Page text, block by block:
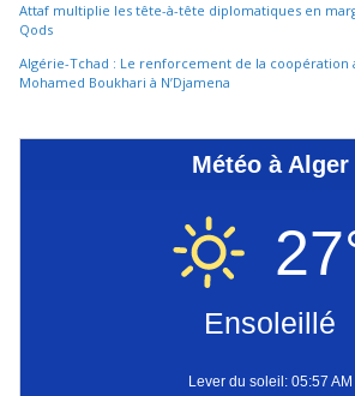
Attaf multiplie les tête-à-tête diplomatiques en
Qods
Algérie-Tchad : Le renforcement de la
Mohamed Boukhari à N’Djamena
Météo à Alger
Ensoleillé
Lever du soleil: 05:57 AM